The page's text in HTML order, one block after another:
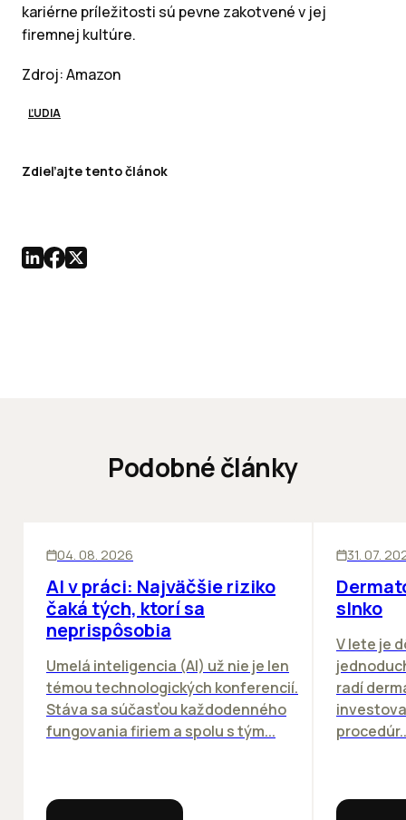
kariérne príležitosti sú pevne zakotvené v jej
firemnej kultúre.
Zdroj: Amazon
ĽUDIA
Zdieľajte tento článok
Podobné články
04. 08. 2026
AI v práci: Najväčšie riziko
čaká tých, ktorí sa
neprispôsobia
Umelá inteligencia (AI) už nie je len
témou technologických konferencií.
Stáva sa súčasťou každodenného
fungovania firiem a spolu s tým...
31. 07.
slnko
V lete je
radí